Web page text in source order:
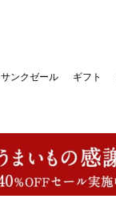
サンクゼール ギフト